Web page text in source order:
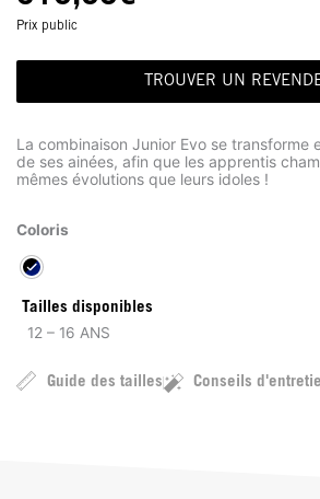
Prix public
TROUVER UN
La combinaison Junior Evo se transforme
de ses ainées, afin que les apprentis
mêmes évolutions que leurs idoles !
Coloris
Tailles disponibles
12 – 16 ANS
Guide des tailles Conseils